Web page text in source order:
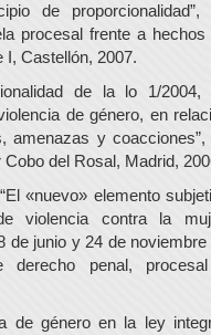
de proporcionalidad”,
procesal frente a hechos
I, Castellón, 2007.
de la lo 1/2004,
de género, en
amenazas y coacciones”,
del Rosal, Madrid,
«nuevo» elemento
violencia contra la
de junio y 24 de noviembre
derecho penal,
de género en la ley